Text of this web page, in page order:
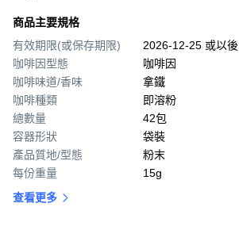
商品主要規格
有效期限(或保存期限)
2026-12-25 或以後
咖啡因型態
咖啡因
咖啡味道/香味
拿鐵
咖啡種類
即溶粉
總數量
42包
容器形狀
袋裝
產品質地/型態
粉末
每份重量
15g
查看更多